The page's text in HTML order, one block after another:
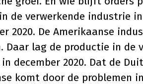
de verwerkende industrie
2020. De Amerikaanse
Daar lag de productie in de
december 2020. Dat de
komt door de problemen